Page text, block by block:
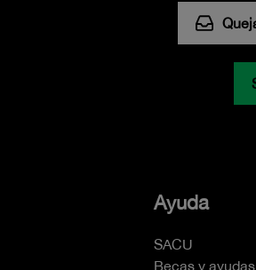
Ayuda
SACU
Becas y ayudas